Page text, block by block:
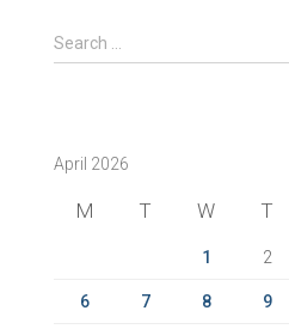
S
e
h
Search …
April 2026
M T W T
1 2
6 7 8 9